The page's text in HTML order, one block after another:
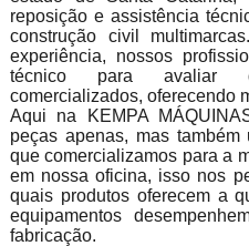
reposição e assistência
construção civil
experiência, nossos
técnico para avaliar
comercializados, oferecendo
Aqui na KEMPA
peças apenas, mas
que comercializamos para a
em nossa oficina, isso nos
quais produtos oferecem a
equipamentos
fabricação.